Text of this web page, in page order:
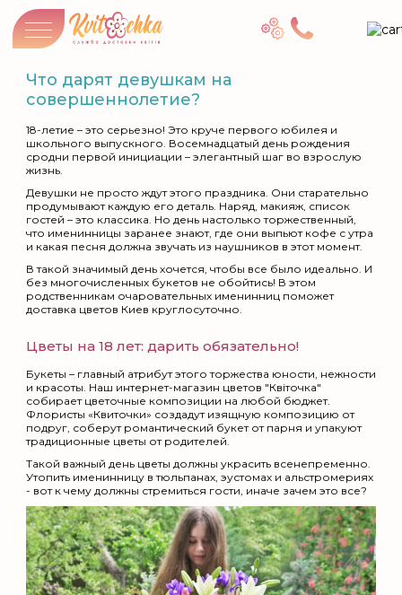
Что дарят девушкам на
совершеннолетие?
18-летие – это серьезно! Это круче первого юбилея и
школьного выпускного. Восемнадцатый день рождения
сродни первой инициации – элегантный шаг во взрослую
жизнь.
Девушки не просто ждут этого праздника. Они старательно
продумывают каждую его деталь. Наряд, макияж, список
гостей – это классика. Но день настолько торжественный,
что именинницы заранее знают, где они выпьют кофе с утра
и какая песня должна звучать из наушников в этот момент.
В такой значимый день хочется, чтобы все было идеально. И
без многочисленных букетов не обойтись! В этом
родственникам очаровательных именинниц поможет
доставка цветов Киев круглосуточно.
Цветы на 18 лет: дарить обязательно!
Букеты – главный атрибут этого торжества юности, нежности
и красоты. Наш интернет-магазин цветов "Квіточка"
собирает цветочные композиции на любой бюджет.
Флористы «Квиточки» создадут изящную композицию от
подруг, соберут романтический букет от парня и упакуют
традиционные цветы от родителей.
Такой важный день цветы должны украсить всенепременно.
Утопить именинницу в тюльпанах, эустомах и альстромериях
- вот к чему должны стремиться гости, иначе зачем это все?